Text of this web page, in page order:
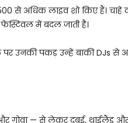
से अधिक लाइव शो किए हैं। चाहे
में बदल जाती है।
पर उनकी पकड़ उन्हें बाकी DJs से
गोवा — से लेकर दुबई, थाईलैंड और